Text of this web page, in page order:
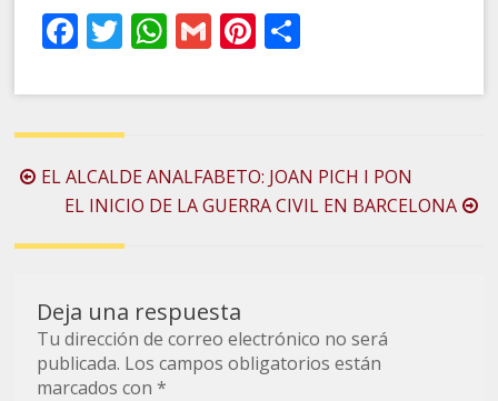
Facebook
Twitter
WhatsApp
GmailPinterest
Navegación
la
EL ALCALDE ANALFABETO: JOAN PICH I PON
EL INICIO DE LA GUERRA CIVIL EN BARCELONA
Deja una respuesta
Tu dirección de correo electrónico no será
publicada. Los campos obligatorios están
marcados con*